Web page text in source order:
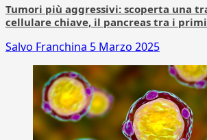
Tumori più aggressivi: scoperta una
cellulare chiave, il pancreas tra i primi
Salvo Franchina 5 Marzo 2025